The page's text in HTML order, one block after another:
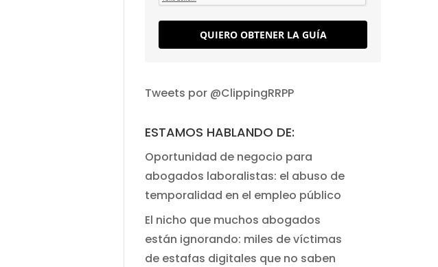
QUIERO OBTENER LA GUÍA
Tweets por @ClippingRRPP
ESTAMOS HABLANDO DE:
Oportunidad de negocio para
abogados laboralistas: el abuso de
temporalidad en el empleo público
El nicho que muchos abogados
están ignorando: miles de víctimas
de estafas digitales que no saben